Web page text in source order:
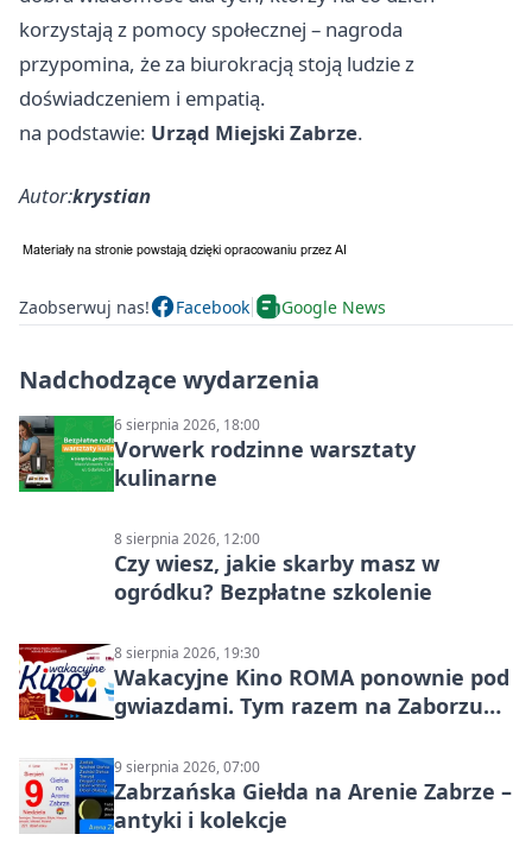
korzystają z pomocy społecznej – nagroda
przypomina, że za biurokracją stoją ludzie z
doświadczeniem i empatią.
na podstawie: Urząd Miejski Zabrze.
Autor:krystian
Zaobserwuj nas! Facebook Google News
Nadchodzące wydarzenia
6 sierpnia 2026, 18:00
Vorwerk rodzinne warsztaty
kulinarne
8 sierpnia 2026, 12:00
Czy wiesz, jakie skarby masz w
ogródku? Bezpłatne szkolenie
8 sierpnia 2026, 19:30
Wakacyjne Kino ROMA ponownie pod
gwiazdami. Tym razem na Zaborzu
9 sierpnia 2026, 07:00
Zabrzańska Giełda na Arenie Zabrze –
antyki i kolekcje